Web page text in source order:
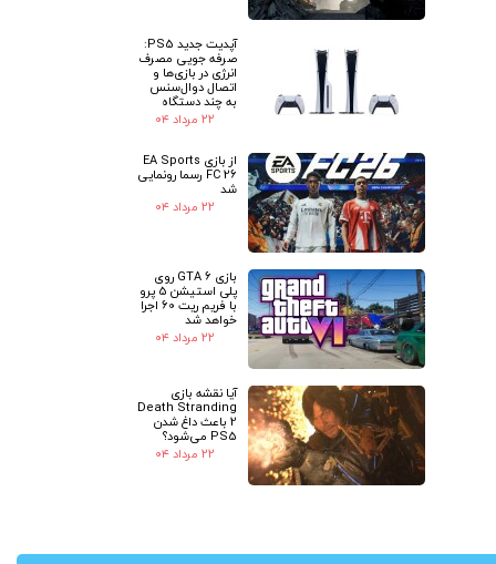
آپدیت جدید PS5:
صرفه جویی مصرف
انرژی در بازی‌ها و
اتصال دوال‌سنس
به چند دستگاه
۲۲ مرداد ۰۴
از بازی EA Sports
FC 26 رسما رونمایی
شد
۲۲ مرداد ۰۴
بازی GTA 6 روی
پلی استیشن 5 پرو
با فریم ریت 60 اجرا
خواهد شد
۲۲ مرداد ۰۴
آیا نقشه بازی
Death Stranding
2 باعث داغ شدن
PS5 می‌شود؟
۲۲ مرداد ۰۴